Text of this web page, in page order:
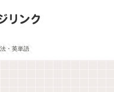
・英単語